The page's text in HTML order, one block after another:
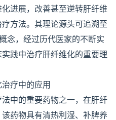
进展，改善甚至逆转肝纤维
方法。其理论源头可追溯至
念，经过历代医家的不断实
践中治疗肝纤维化的重要理
疗中的应用
中的重要药物之一，在肝纤
药物具有清热利湿、补脾养